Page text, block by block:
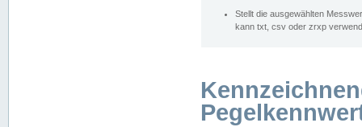
Stellt die ausgewählten
kann txt, csv oder zrxp